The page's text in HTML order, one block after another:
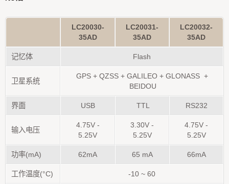
LC20030-
35AD
LC20031-
35AD
LC20032-
35AD
记忆体 Flash
卫星系统
GPS + QZSS + GALILEO + GLONASS +
BEIDOU
界面 USB TTL RS232
输入电压
4.75V -
5.25V
3.30V -
5.25V
4.75V -
5.25V
功率(mA) 62mA 65 mA 66mA
工作温度(°C) -10 ~ 60